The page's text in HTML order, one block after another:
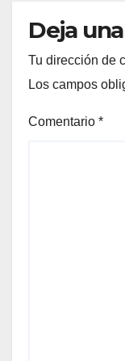
Deja
Tu dirección de
Los campos
Comentario *